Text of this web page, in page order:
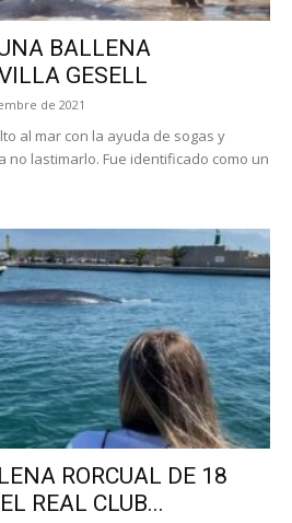
BALLENA
GESELL
de 2021
al mar con la ayuda de sogas y
no lastimarlo. Fue identificado como un
RORCUAL DE 18
REAL CLUB...